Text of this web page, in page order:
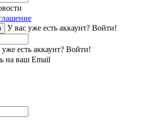
У вас уже есть аккаунт? Войти!
есть аккаунт? Войти!
на ваш Email